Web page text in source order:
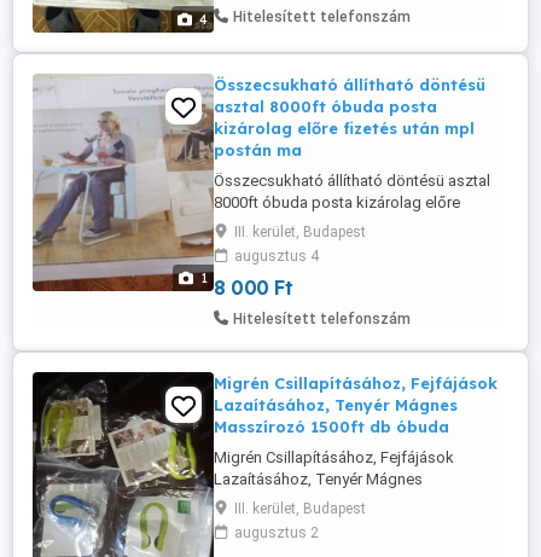
4 Hitelesített telefonszám
1
Összecsukható állítható döntésü
asztal 8000ft óbuda posta
kizárolag előre fizetés után mpl
postán ma
Összecsukható állítható döntésü asztal
8000ft óbuda posta kizárolag előre
fizetés után mpl postán maradó +4000ft
összecsukható állítható döntésü asztal
laptop asztalka reggeli az ágyban olvasás
rajzolás, festés kártyajátékok és puzzle
betegágy mellé TV asztalka tálaló
III. kerület, Budapest
augusztus 4
8 000 Ft
Hitelesített telefonszám
Migrén Csillapításához, Fejfájások
Lazaításához, Tenyér Mágnes
Masszírozó 1500ft db óbuda
Migrén Csillapításához, Fejfájások
Lazaításához, Tenyér Mágnes
Masszírozó 1500ft db óbuda
III. kerület, Budapest
augusztus 2